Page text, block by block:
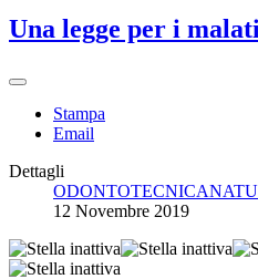
Una legge per i
Stampa
Email
Dettagli
12 Novembre 2019